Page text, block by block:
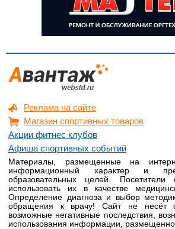
Реклама на сайте
Магазин спортивных товаров
Акции фитнес клубов
Афиша спортивных событий
Материалы, размещенные на
информационный характер и
образовательных целей.
использовать их в качестве
Определение диагноза и выбор
обращения к врачу! Сайт не несёт
возможные негативные последствия,
использования информации,